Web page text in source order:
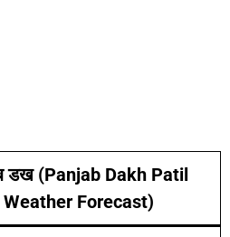
डख (Panjab Dakh Patil
Weather Forecast)